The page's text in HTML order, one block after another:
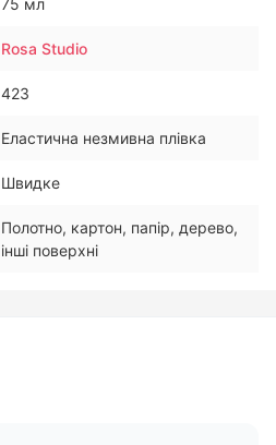
75 мл
Rosa Studio
423
Еластична незмивна плівка
Швидке
Полотно, картон, папір, дерево,
інші поверхні